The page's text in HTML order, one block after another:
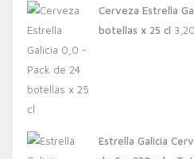
Cerveza Estrella
botellas x 25 cl 3,20
Estrella Galicia